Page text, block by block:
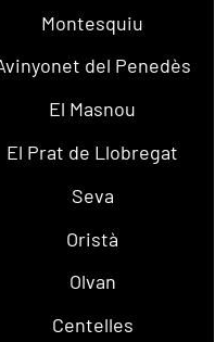
Montesquiu
del Penedès
El Masnou
El Prat de Llobregat
Seva
Oristà
Olvan
Centelles